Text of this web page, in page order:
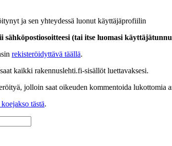
ja sen yhteydessä luonut käyttäjäprofiilin
(tai itse luomasi
rekisteröidyttävä täällä.
kaikki rakennuslehti.fi-sisällöt luettavaksesi.
jolloin saat oikeuden kommentoida lukottomia
tästä.